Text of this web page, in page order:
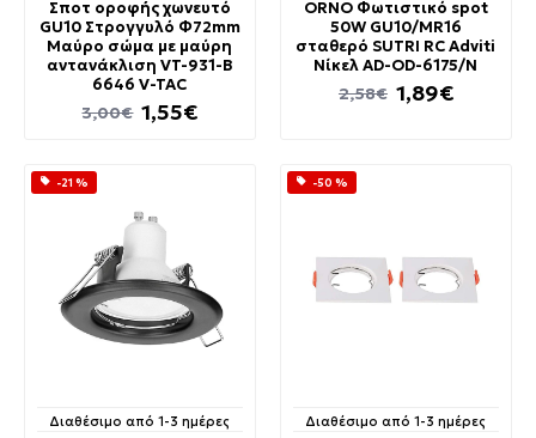
Σποτ οροφής χωνευτό
GU10 Στρογγυλό Φ72mm
Μαύρο σώμα με μαύρη
αντανάκλιση VT-931-B
6646 V-TAC
1,55€
3,00€
ORNO Φωτιστικό spot
50W GU10/MR16
σταθερό SUTRI RC Adviti
Νίκελ AD-OD-6175/N
1,89€
2,58€
-21 %
Διαθέσιμο από 1-3 ημέρες
-50 %
Διαθέσιμο από 1-3 ημέρες